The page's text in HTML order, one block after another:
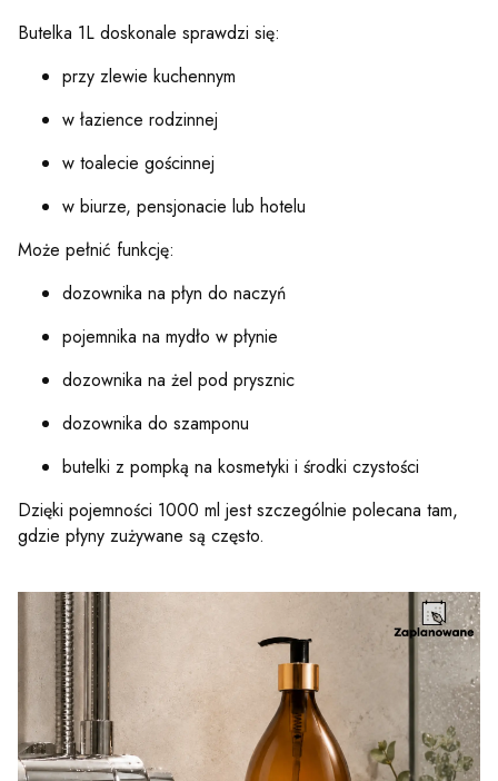
Butelka 1L doskonale sprawdzi się:
przy zlewie kuchennym
w łazience rodzinnej
w toalecie gościnnej
w biurze, pensjonacie lub hotelu
Może pełnić funkcję:
dozownika na płyn do naczyń
pojemnika na mydło w płynie
dozownika na żel pod prysznic
dozownika do szamponu
butelki z pompką na kosmetyki i środki czystości
Dzięki pojemności 1000 ml jest szczególnie polecana tam,
gdzie płyny zużywane są często.